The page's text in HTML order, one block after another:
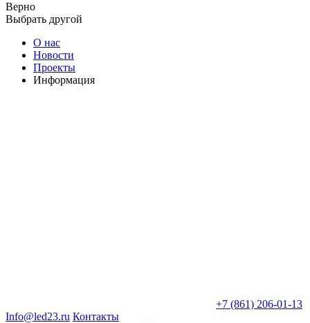
Верно
Выбрать другой
О нас
Новости
Проекты
Информация
+7 (861) 206-01-13
Info@led23.ru Контакты